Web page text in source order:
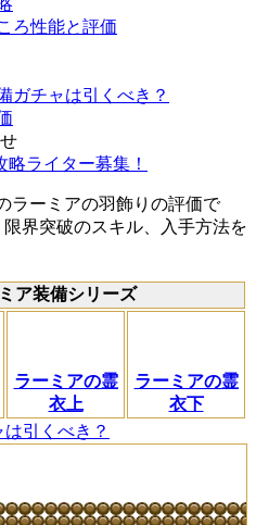
ろ性能と評価
ガチャは引くべき？
ライター募集！
ラーミアの羽飾りの評価で
界突破のスキル、入手方法を
ア装備シリーズ
ラーミアの霊
衣上
ラーミアの霊
衣下
引くべき？